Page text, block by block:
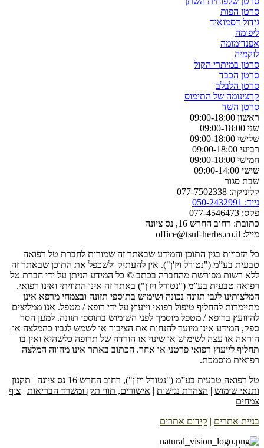
סרטן הפות
גידול דסמואיד
ליפומה
אפנדימומה
לוקמיה
סרטן במיתרי הקול
סרטן הכבד
סרטן הלבלב
קרצינומה של התימוס
סרטן השד
ראשון 09:00-18:00
שני 09:00-18:00
שלישי 09:00-18:00
רביעי 09:00-18:00
חמישי 09:00-18:00
שישי 09:00-14:00
שבת סגור
קליניקה: 077-7502338
נייד: 050-2432991
פקס: 077-4546473
כתובת: רחוב החרש 16, נס ציונה
מייל: office@tsuf-herbs.co.il
כל הזכויות בגין התוכן והמידע שבאתר זה שמורות לחברת טל רפואה
טבעית בע”מ ("נטורל ויז'ן"). אין להעתיק ולשכפל את התוכן שבאתר זה
ללא רשות מפורשת מהחברה בכתב © כל המידע הניתן על ידי חברת טל
רפואה טבעית בע”מ ("נטורל ויז'ן") באתר זה אינו התוויתי ואינו רפואי.
המלצותינו לגבי תזונה נכונה ושימוש בתוספי תזונה ובצמחי מרפא אינן
מתיימרות להחליף טיפול רפואי וייעוץ על ידי רופא / מטפל. אנו ממליצים
להיוועץ ברופא / מטפל מוסמך לפני השימוש בתוספי תזונה. למען הסר
ספק, המידע אינו מיועד להנחות את הציבור או לשמש לגביו כהמלצה או
הוראה או עצה לשימוש או שינוי או הורדה של תרופה כלשהיא ואין בו
תחליף לייעוץ רפואי פרטני או אחר. הכתוב באתר אינו מהווה המלצה
רפואית מוסמכת.
טל רפואה טבעית בע”מ ("נטורל ויז'ן"), רחוב החרש 16 נס ציונה |
תקנון
ותנאי שימוש | הצהרת נגישות | אישורים, תווי תקן ומשרד הבריאות | צוף
צמחים
בניית אתרים | קידום אתרים